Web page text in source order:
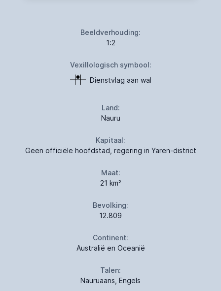
Beeldverhouding:
1:2
Vexillologisch symbool:
Dienstvlag aan wal
Land:
Nauru
Kapitaal:
Geen officiële hoofdstad, regering in Yaren-district
Maat:
21 km²
Bevolking:
12.809
Continent:
Australië en Oceanië
Talen:
Nauruaans, Engels